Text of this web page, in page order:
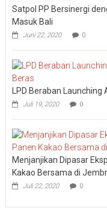
Satpol PP Bersinergi
Masuk Bali
Juni 22, 2020 0
LPD Beraban Launching
Juli 19, 2020 0
Menjanjikan Dipasar
Kakao Bersama di
Juli 22, 2020 0